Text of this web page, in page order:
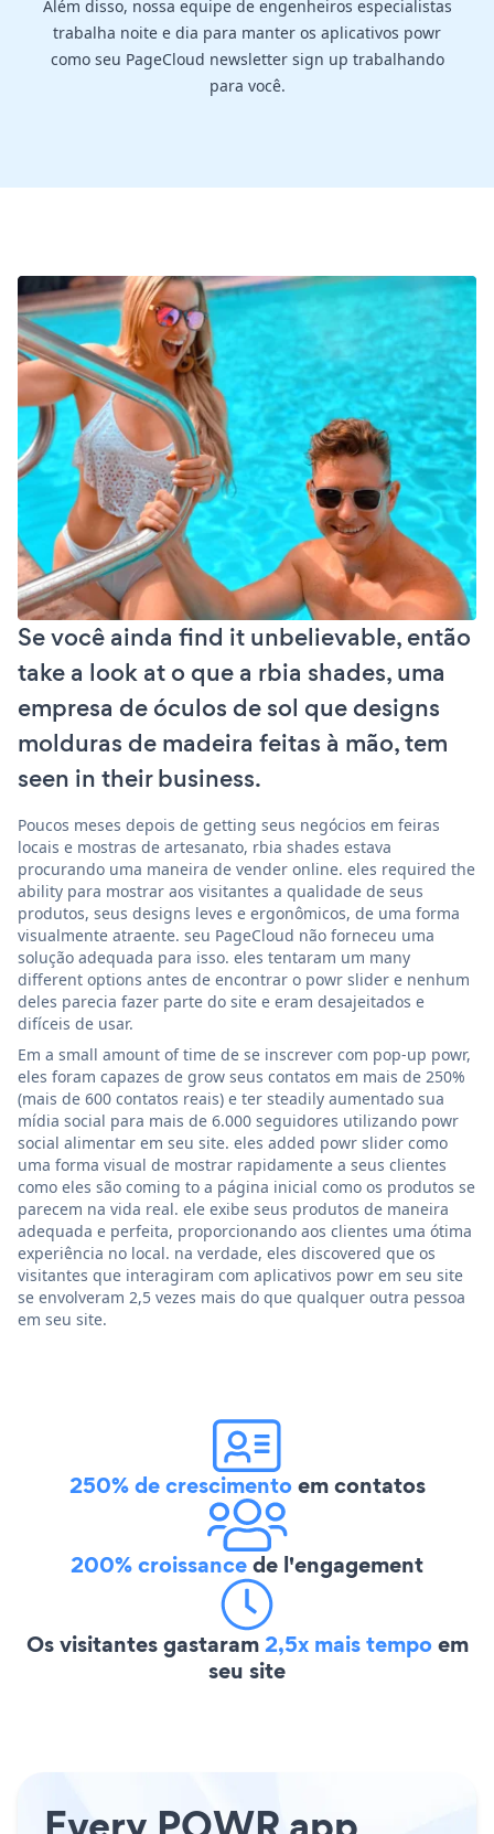
Além disso, nossa equipe de engenheiros especialistas
trabalha noite e dia para manter os aplicativos powr
como seu PageCloud newsletter sign up trabalhando
para você.
Se você ainda find it unbelievable, então
take a look at o que a rbia shades, uma
empresa de óculos de sol que designs
molduras de madeira feitas à mão, tem
seen in their business.
Poucos meses depois de getting seus negócios em feiras
locais e mostras de artesanato, rbia shades estava
procurando uma maneira de vender online. eles required the
ability para mostrar aos visitantes a qualidade de seus
produtos, seus designs leves e ergonômicos, de uma forma
visualmente atraente. seu PageCloud não forneceu uma
solução adequada para isso. eles tentaram um many
different options antes de encontrar o powr slider e nenhum
deles parecia fazer parte do site e eram desajeitados e
difíceis de usar.
Em a small amount of time de se inscrever com pop-up powr,
eles foram capazes de grow seus contatos em mais de 250%
(mais de 600 contatos reais) e ter steadily aumentado sua
mídia social para mais de 6.000 seguidores utilizando powr
social alimentar em seu site. eles added powr slider como
uma forma visual de mostrar rapidamente a seus clientes
como eles são coming to a página inicial como os produtos se
parecem na vida real. ele exibe seus produtos de maneira
adequada e perfeita, proporcionando aos clientes uma ótima
experiência no local. na verdade, eles discovered que os
visitantes que interagiram com aplicativos powr em seu site
se envolveram 2,5 vezes mais do que qualquer outra pessoa
em seu site.
250% de crescimentoem contatos
200% croissancede l'engagement
Os visitantes gastaram2,5x mais tempoem
seu site